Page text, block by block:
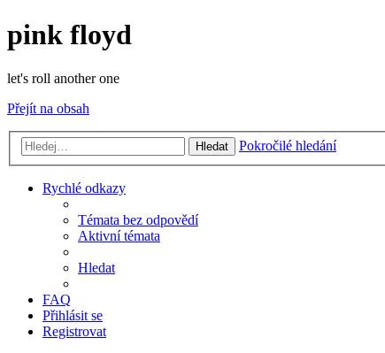
pink floyd
let's roll another one
Přejít na obsah
Hledat Pokročilé hledání
Rychlé odkazy
Témata bez odpovědí
Aktivní témata
Hledat
FAQ
Přihlásit se
Registrovat